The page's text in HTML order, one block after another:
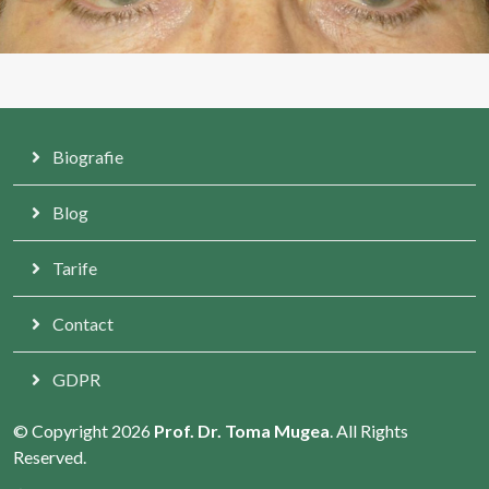
Biografie
Blog
Tarife
Contact
GDPR
© Copyright 2026 Prof. Dr. Toma Mugea. All Rights
Reserved.